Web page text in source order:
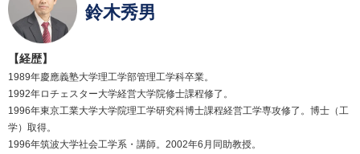
鈴木秀男
【経歴】
1989年慶應義塾大学理工学部管理工学科卒業。
1992年ロチェスター大学経営大学院修士課程修了。
1996年東京工業大学大学院理工学研究科博士課程経営工学専攻修了。博士（工
学）取得。
1996年筑波大学社会工学系・講師。2002年6月同助教授。